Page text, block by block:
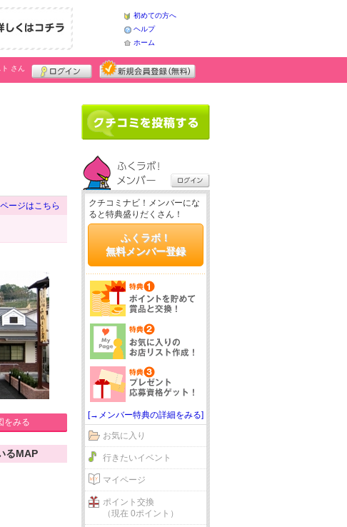
初めての方へ
ヘルプ
ホーム
さん
ージはこちら
をみる
るMAP
クチコミナビ！メンバーにな
ると特典盛りだくさん！
ふくラボ！
無料メンバー登録
[→メンバー特典の詳細をみる]
お気に入り
行きたいイベント
マイページ
ポイント交換
（現在 0ポイント）